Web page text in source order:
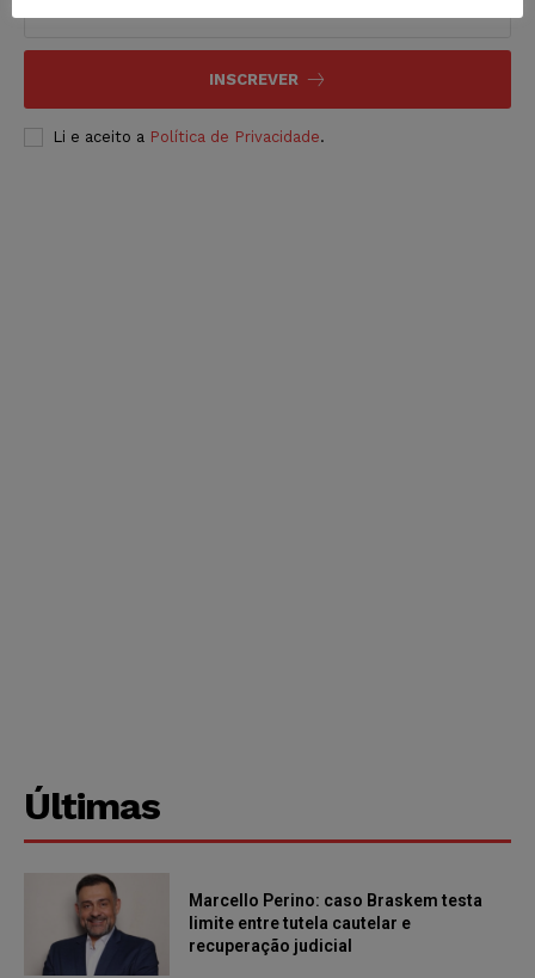
INSCREVER
Li e aceito a Política de Privacidade.
Últimas
Marcello Perino: caso Braskem testa
limite entre tutela cautelar e
recuperação judicial